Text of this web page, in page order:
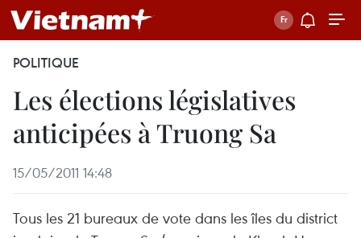
POLITIQUE
Les élections législatives
anticipées à Truong Sa
15/05/2011 14:48
Tous les 21 bureaux de vote dans les îles du district